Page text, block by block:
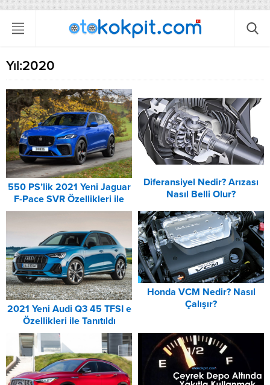
Yıl:2020
550 PS’lik 2021 Yeni Jaguar
F-Pace SVR Özellikleri ile
Tanıtıldı
Diferansiyel Nedir? Arızası
Nasıl Belli Olur?
2021 Yeni Audi Q3 45 TFSI e
Özellikleri ile Tanıtıldı
Honda VCM Nedir? Nasıl
Çalışır?